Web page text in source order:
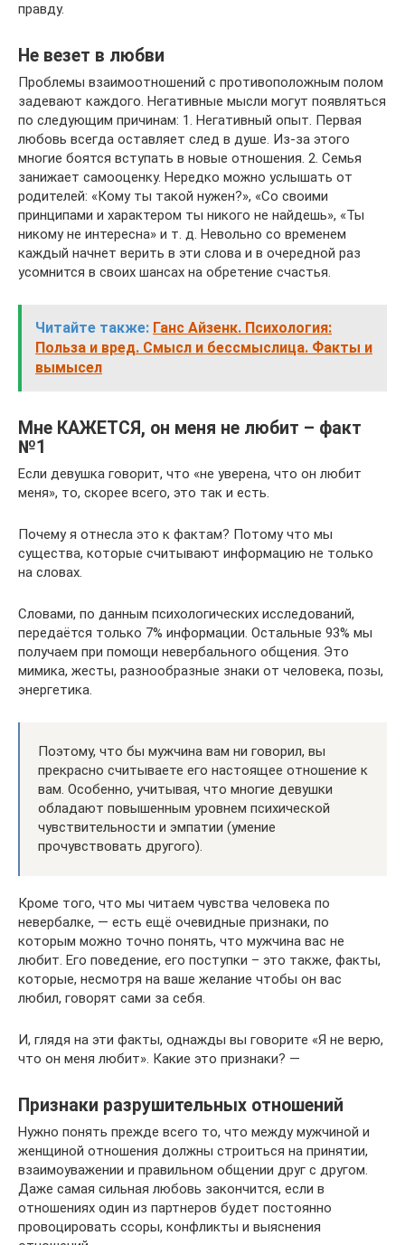
правду.
Не везет в любви
Проблемы взаимоотношений с противоположным полом
задевают каждого. Негативные мысли могут появляться
по следующим причинам: 1. Негативный опыт. Первая
любовь всегда оставляет след в душе. Из-за этого
многие боятся вступать в новые отношения. 2. Семья
занижает самооценку. Нередко можно услышать от
родителей: «Кому ты такой нужен?», «Со своими
принципами и характером ты никого не найдешь», «Ты
никому не интересна» и т. д. Невольно со временем
каждый начнет верить в эти слова и в очередной раз
усомнится в своих шансах на обретение счастья.
Читайте также: Ганс Айзенк. Психология:
Польза и вред. Смысл и бессмыслица. Факты и
вымысел
Мне КАЖЕТСЯ, он меня не любит – факт
№1
Если девушка говорит, что «не уверена, что он любит
меня», то, скорее всего, это так и есть.
Почему я отнесла это к фактам? Потому что мы
существа, которые считывают информацию не только
на словах.
Словами, по данным психологических исследований,
передаётся только 7% информации. Остальные 93% мы
получаем при помощи невербального общения. Это
мимика, жесты, разнообразные знаки от человека, позы,
энергетика.
Поэтому, что бы мужчина вам ни говорил, вы
прекрасно считываете его настоящее отношение к
вам. Особенно, учитывая, что многие девушки
обладают повышенным уровнем психической
чувствительности и эмпатии (умение
прочувствовать другого).
Кроме того, что мы читаем чувства человека по
невербалке, — есть ещё очевидные признаки, по
которым можно точно понять, что мужчина вас не
любит. Его поведение, его поступки – это также, факты,
которые, несмотря на ваше желание чтобы он вас
любил, говорят сами за себя.
И, глядя на эти факты, однажды вы говорите «Я не верю,
что он меня любит». Какие это признаки? —
Признаки разрушительных отношений
Нужно понять прежде всего то, что между мужчиной и
женщиной отношения должны строиться на принятии,
взаимоуважении и правильном общении друг с другом.
Даже самая сильная любовь закончится, если в
отношениях один из партнеров будет постоянно
провоцировать ссоры, конфликты и выяснения